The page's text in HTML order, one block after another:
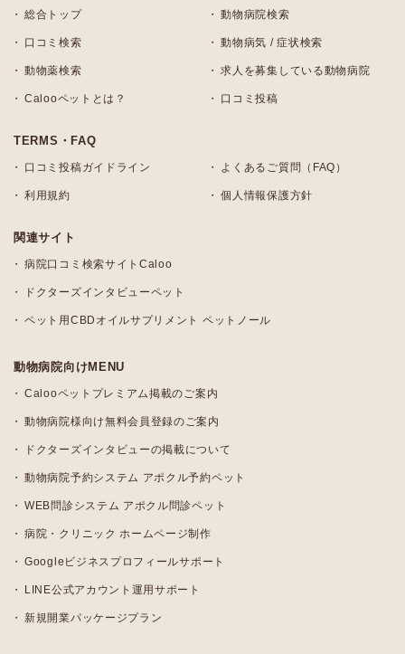
総合トップ 動物病院検索
口コミ検索 動物病気 / 症状検索
動物薬検索 求人を募集している動物病院
Calooペットとは？ 口コミ投稿
TERMS・FAQ
口コミ投稿ガイドライン よくあるご質問（FAQ）
利用規約 個人情報保護方針
関連サイト
病院口コミ検索サイトCaloo
ドクターズインタビューペット
ペット用CBDオイルサプリメント ペットノール
動物病院向けMENU
Calooペットプレミアム掲載のご案内
動物病院様向け無料会員登録のご案内
ドクターズインタビューの掲載について
動物病院予約システム アポクル予約ペット
WEB問診システム アポクル問診ペット
病院・クリニック ホームページ制作
Googleビジネスプロフィールサポート
LINE公式アカウント運用サポート
新規開業パッケージプラン